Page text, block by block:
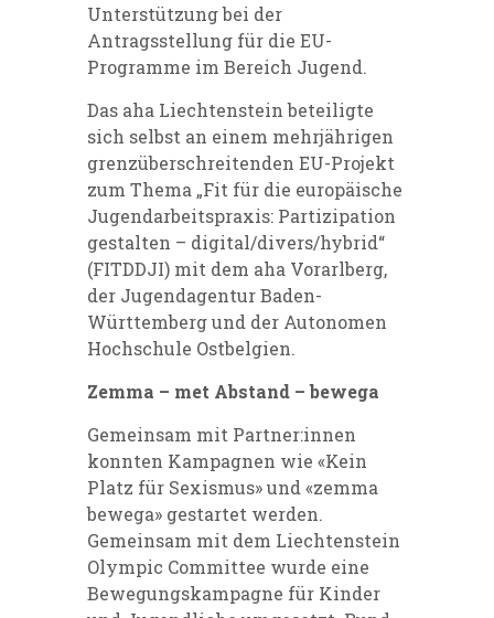
Unterstützung bei der
Antragsstellung für die EU-
Programme im Bereich Jugend.
Das aha Liechtenstein beteiligte
sich selbst an einem mehrjährigen
grenzüberschreitenden EU-Projekt
zum Thema „Fit für die europäische
Jugendarbeitspraxis: Partizipation
gestalten – digital/divers/hybrid“
(FITDDJI) mit dem aha Vorarlberg,
der Jugendagentur Baden-
Württemberg und der Autonomen
Hochschule Ostbelgien.
Zemma – met Abstand – bewega
Gemeinsam mit Partner:innen
konnten Kampagnen wie «Kein
Platz für Sexismus» und «zemma
bewega» gestartet werden.
Gemeinsam mit dem Liechtenstein
Olympic Committee wurde eine
Bewegungskampagne für Kinder